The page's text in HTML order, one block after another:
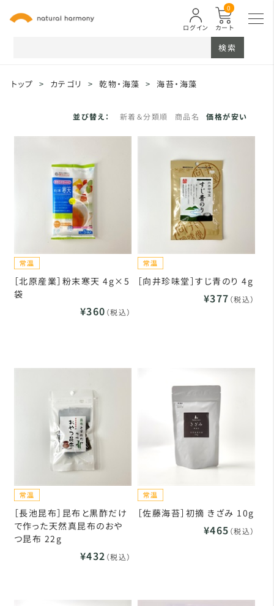
カート
0
ログイン
検索
トップ > カテゴリ > 乾物・海藻 > 海苔・海藻
並び替え： 新着＆分類順 商品名 価格が安い
［北原産業］粉末寒天 4g×5
袋
¥360 （税込）
［向井珍味堂］すじ青のり 4g
¥377 （税込）
［長池昆布］昆布と黒酢だけ
で作った天然真昆布のおや
つ昆布 22g
¥432 （税込）
［佐藤海苔］初摘 きざみ 10g
¥465 （税込）